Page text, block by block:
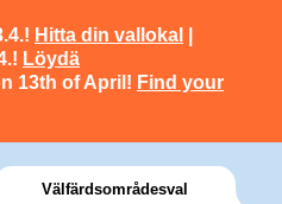
Hitta din vallokal
Löydä
13th of April! Find your
Välfärdsområdesval